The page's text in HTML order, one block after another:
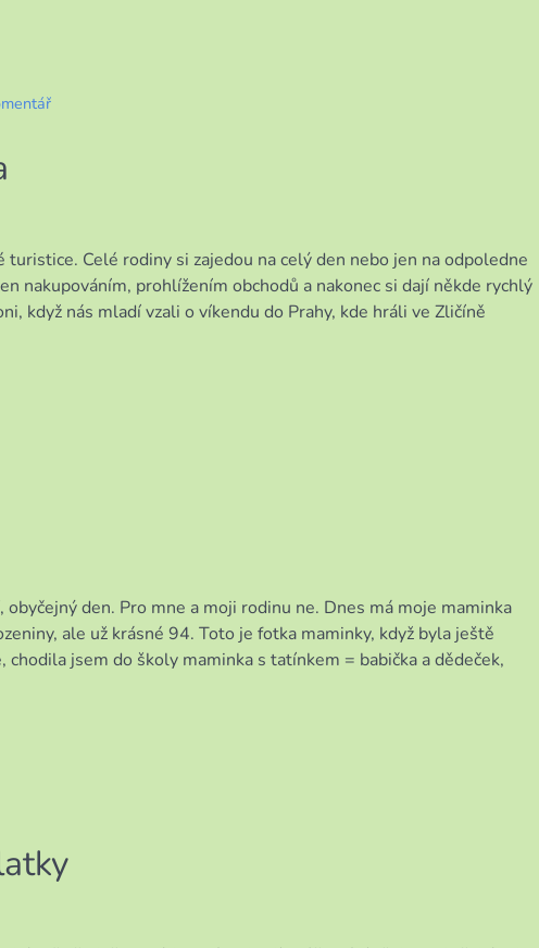
Celé rodiny si zajedou na celý den nebo jen na odpoledne
nakupováním, prohlížením obchodů a nakonec si dají někde rychlý
když nás mladí vzali o víkendu do Prahy, kde hráli ve Zličíně
den. Pro mne a moji rodinu ne. Dnes má moje maminka
ale už krásné 94. Toto je fotka maminky, když byla ještě
jsem do školy maminka s tatínkem = babička a dědeček,